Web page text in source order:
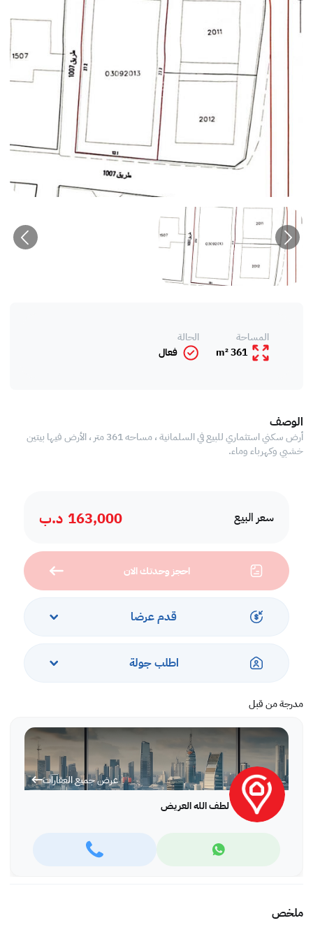
سعر البيع 163,000 د.ب
احجز وحدتك الان
قدم عرضا
اطلب جولة
مدرجة من قبل
عرض جميع العقارات
لطف الله العريض
المساحة
361 m²
الحالة
فعال
الوصف
أرض سكني استثماري للبيع في السلمانية ، مساحه 361 متر ، الأرض فيها بيتين
خشبي وكهرباء وماء.
ملخص